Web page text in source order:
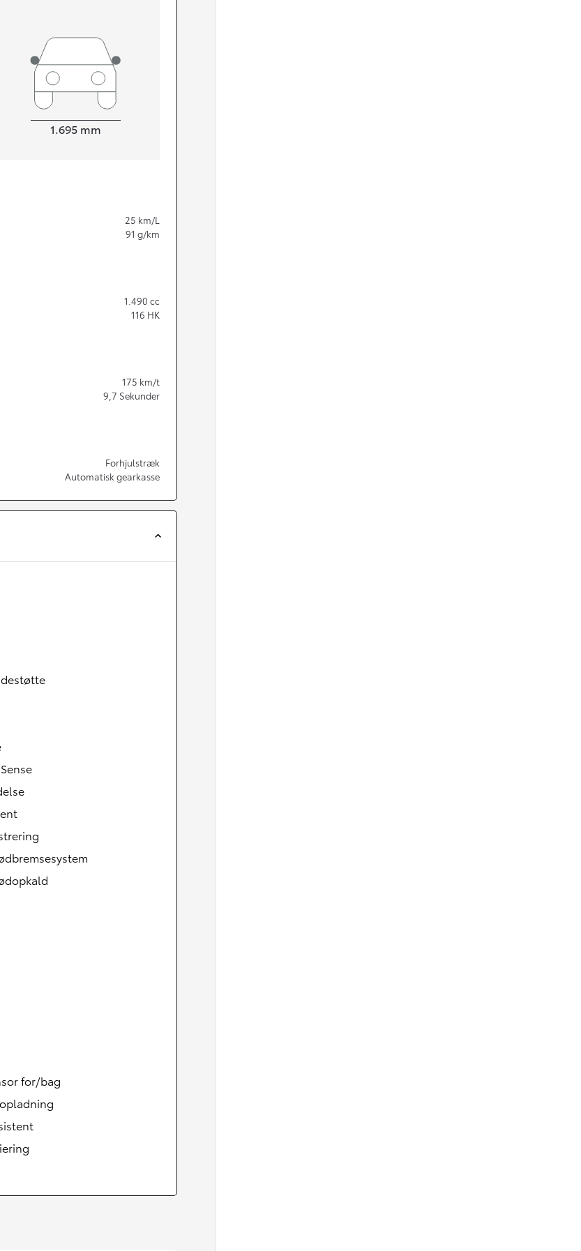
1.695 mm
25 km/L
91 g/km
1.490 cc
116 HK
175 km/t
9,7 Sekunder
Forhjulstræk
Automatisk gearkasse
for/bag